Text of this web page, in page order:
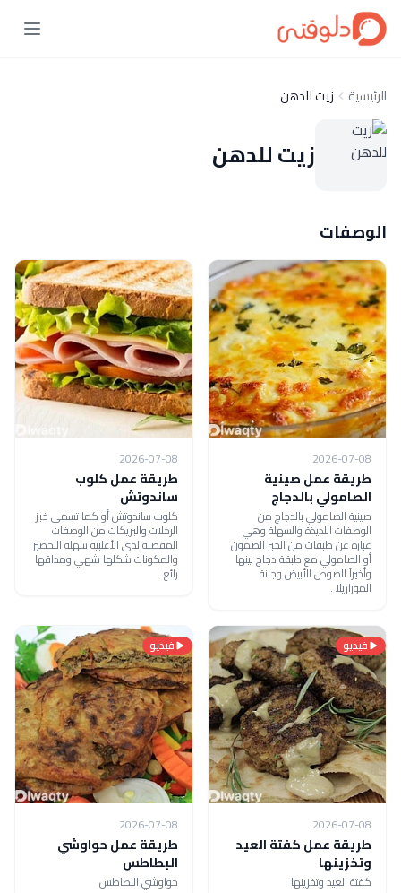
الرئيسية زيت للدهن
زيت للدهن
الوصفات
2026-07-08
طريقة عمل صينية
الصامولي بالدجاج
صينية الصامولي بالدجاج من
الوصفات اللذيذة والسهلة وهي
عبارة عن طبقات من الخبز الصمون
أو الصامولي مع طبقة دجاج بينها
وأخيراً الصوص الأبيض وجبنة
الموزاريلا .
2026-07-08
طريقة عمل كلوب
ساندوتش
كلوب ساندوتش أو كما تسمى خبز
الرحلات والبريكات من الوصفات
المفضلة لدى الأغلبية سهلة التحضير
والمكونات شكلها شهي ومذاقها
رائع .
فيديو
2026-07-08
طريقة عمل كفتة العيد
وتخزينها
كفتة العيد وتخزينها
فيديو
2026-07-08
طريقة عمل حواوشي
البطاطس
حواوشي البطاطس